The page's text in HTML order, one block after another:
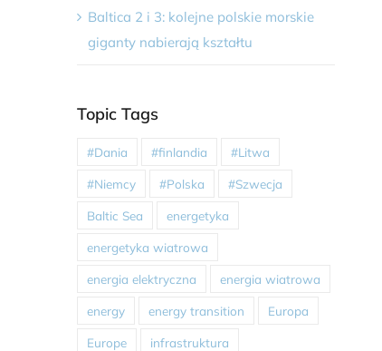
Baltica 2 i 3: kolejne polskie morskie
giganty nabierają kształtu
Topic Tags
#Dania #finlandia #Litwa
#Niemcy #Polska #Szwecja
Baltic Sea energetyka
energetyka wiatrowa
energia elektryczna energia wiatrowa
energy energy transition Europa
Europe infrastruktura